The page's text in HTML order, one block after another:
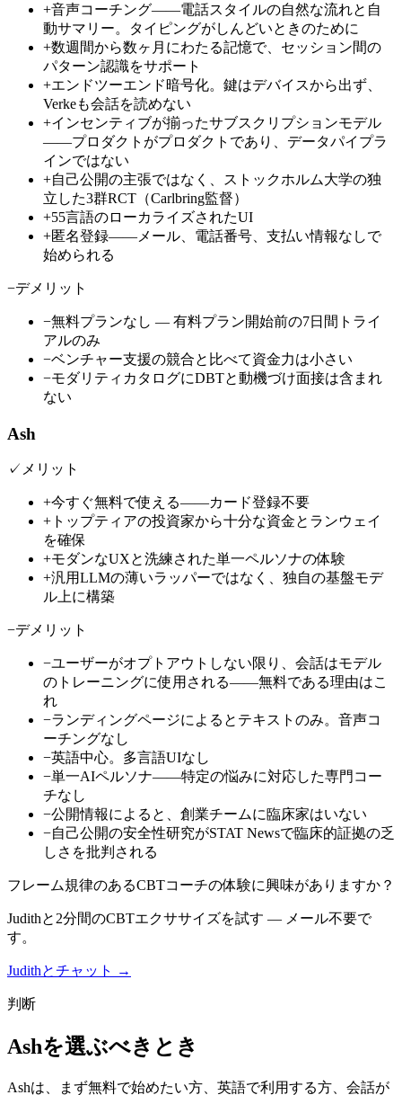
+音声コーチング——電話スタイルの自然な流れと自
動サマリー。タイピングがしんどいときのために
+数週間から数ヶ月にわたる記憶で、セッション間の
パターン認識をサポート
+エンドツーエンド暗号化。鍵はデバイスから出ず、
Verkeも会話を読めない
+インセンティブが揃ったサブスクリプションモデル
——プロダクトがプロダクトであり、データパイプラ
インではない
+自己公開の主張ではなく、ストックホルム大学の独
立した3群RCT（Carlbring監督）
+55言語のローカライズされたUI
+匿名登録——メール、電話番号、支払い情報なしで
始められる
−デメリット
−無料プランなし — 有料プラン開始前の7日間トライ
アルのみ
−ベンチャー支援の競合と比べて資金力は小さい
−モダリティカタログにDBTと動機づけ面接は含まれ
ない
Ash
✓ メリット
+今すぐ無料で使える——カード登録不要
+ トップティアの投資家から十分な資金とランウェイ
を確保
+モダンなUXと洗練された単一ペルソナの体験
+汎用LLMの薄いラッパーではなく、独自の基盤モデ
ル上に構築
−デメリット
−ユーザーがオプトアウトしない限り、会話はモデル
のトレーニングに使用される——無料である理由はこ
れ
−ランディングページによるとテキストのみ。音声コ
ーチングなし
−英語中心。多言語UIなし
−単一AIペルソナ——特定の悩みに対応した専門コー
チなし
−公開情報によると、創業チームに臨床家はいない
−自己公開の安全性研究がSTAT Newsで臨床的証拠の乏
しさを批判される
フレーム規律のあるCBTコーチの体験に興味がありますか？
Judithと2分間のCBTエクササイズを試す — メール不要で
す。
Judithとチャット →
判断
Ashを選ぶべきとき
Ashは、まず無料で始めたい方、英語で利用する方、会話が